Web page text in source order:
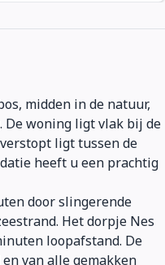
midden in de natuur,
De woning ligt vlak bij de
ligt tussen de
heeft u een prachtig
door slingerende
Het dorpje Nes
loopafstand. De
van alle gemakken